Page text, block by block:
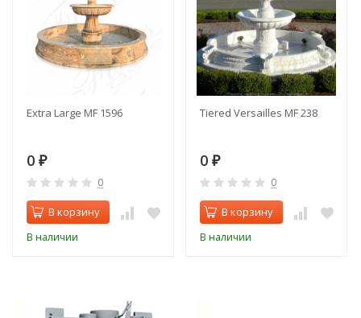
Extra Large MF 1596
0 ₽
0
В корзину
В наличии
Tiered Versailles MF 238
0 ₽
0
В корзину
В наличии